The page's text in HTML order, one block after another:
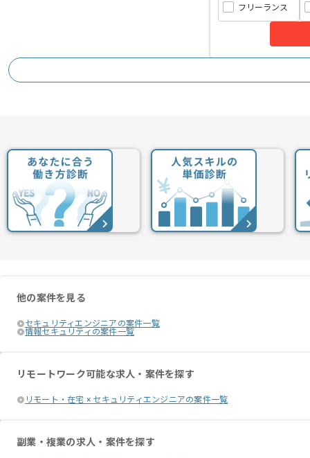
フリーランス
他の案件を見る
セキュリティエンジニアの案件一覧
情報セキュリティの案件一覧
リモートワーク可能な求人・案件を探す
リモート・在宅 × セキュリティエンジニアの案件一覧
副業・複業の求人・案件を探す